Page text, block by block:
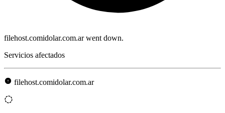
filehost.comidolar.com.ar went down.
Servicios afectados
filehost.comidolar.com.ar